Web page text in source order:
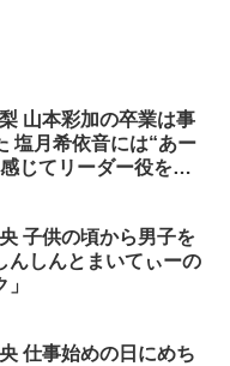
山本彩加の卒業は事
塩月希依音には“あー
じてリーダー役を
子供の頃から男子を
んしんとまいてぃーの
仕事始めの日にめち